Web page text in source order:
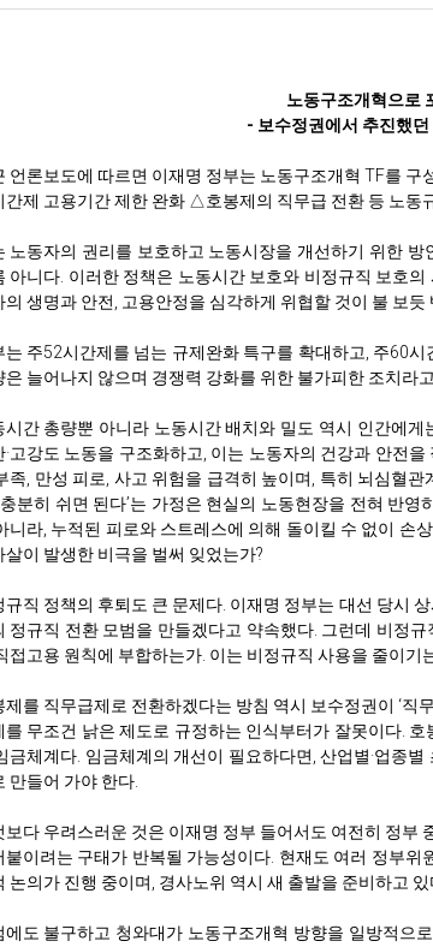
노동구조개혁으로
- 보수정권에서 추진했
언론보도에 따르면 이재명 정부는 노동구조개혁 TF를
제 고용기간 제한 완화 △호봉제의 직무급 전환 등 노동
노동자의 권리를 보호하고 노동시장을 개선하기 위한
아니다. 이러한 정책은 노동시간 보호와 비정규직 보호
의 생명과 안전, 고용안정을 심각하게 위협할 것이 불 보듯
는 주52시간제를 넘는 규제완화 특구를 확대하고, 주60
은 늘어나지 않으며 경쟁력 강화를 위한 불가피한 조치라
시간 총량뿐 아니라 노동시간 배치와 밀도 역시 인간에
·고강도 노동을 구조화하고, 이는 노동자의 건강과 안전
족, 만성 피로, 사고 위험을 급격히 높이며, 특히 뇌심혈
충분히 쉬면 된다’는 가정은 현실의 노동현장을 전혀 반
니라, 누적된 피로와 스트레스에 의해 돌이킬 수 없이 손
살이 발생한 비극을 벌써 잊었는가?
규직 정책의 후퇴도 큰 문제다. 이재명 정부는 대선 당시
정규직 전환 모범을 만들겠다고 약속했다. 그런데 비정
접고용 원칙에 부합하는가. 이는 비정규직 사용을 줄이
제를 직무급제로 전환하겠다는 방침 역시 보수정권이 ‘직
를 무조건 낡은 제도로 규정하는 인식부터가 잘못이다.
금체계다. 임금체계의 개선이 필요하다면, 산업별·업종
만들어 가야 한다.
보다 우려스러운 것은 이재명 정부 들어서도 여전히 정부
붙이려는 구태가 반복될 가능성이다. 현재도 여러 정부
논의가 진행 중이며, 경사노위 역시 새 출발을 준비하고 있
에도 불구하고 청와대가 노동구조개혁 방향을 일방적으